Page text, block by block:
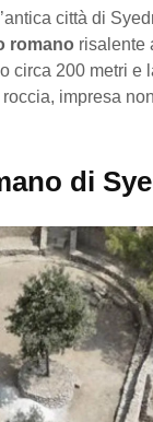
città di
romano risalente
circa 200 metri e
impresa
di